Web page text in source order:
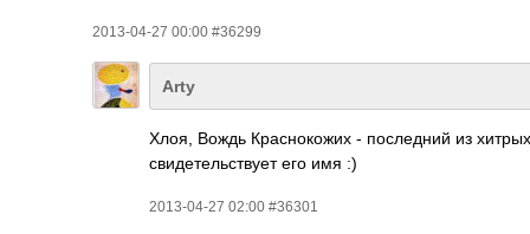
2013-04-27 00:00 #36299
Arty
Хлоя, Вождь Краснокожих - последний из
свидетельствует его имя :)
2013-04-27 02:00 #36301